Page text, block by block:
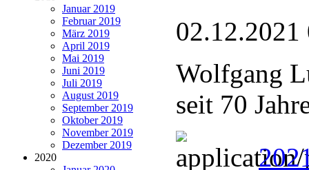
Januar 2019
Februar 2019
März 2019
April 2019
Mai 2019
Juni 2019
Juli 2019
August 2019
September 2019
Oktober 2019
November 2019
Dezember 2019
2020
02.12.2021
Wolfgang
seit 70